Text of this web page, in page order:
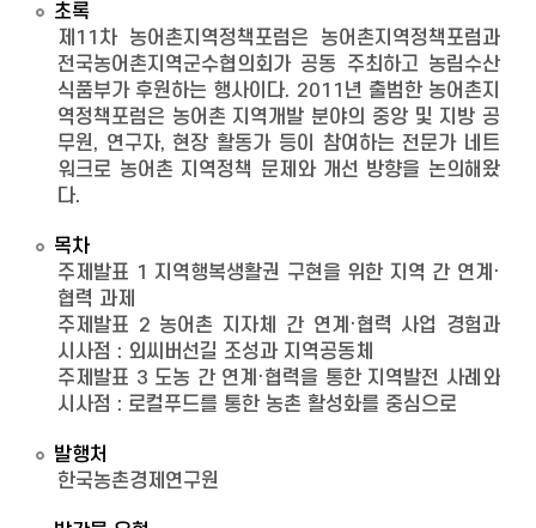
초록
제11차 농어촌지역정책포럼은 농어촌지역정책포럼과
전국농어촌지역군수협의회가 공동 주최하고 농림수산
식품부가 후원하는 행사이다. 2011년 출범한 농어촌지
역정책포럼은 농어촌 지역개발 분야의 중앙 및 지방 공
무원, 연구자, 현장 활동가 등이 참여하는 전문가 네트
워크로 농어촌 지역정책 문제와 개선 방향을 논의해왔
다.
목차
주제발표 1 지역행복생활권 구현을 위한 지역 간 연계·
협력 과제
주제발표 2 농어촌 지자체 간 연계·협력 사업 경험과
시사점 : 외씨버선길 조성과 지역공동체
주제발표 3 도농 간 연계·협력을 통한 지역발전 사례와
시사점 : 로컬푸드를 통한 농촌 활성화를 중심으로
발행처
한국농촌경제연구원